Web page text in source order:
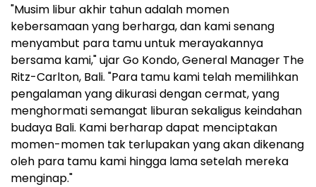
"Musim libur akhir tahun adalah momen
kebersamaan yang berharga, dan kami senang
menyambut para tamu untuk merayakannya
bersama kami," ujarGo Kondo, General Manager The
Ritz-Carlton, Bali. "Para tamu kami telah memilihkan
pengalaman yang dikurasi dengan cermat, yang
menghormati semangat liburan sekaligus keindahan
budaya Bali. Kami berharap dapat menciptakan
momen-momen tak terlupakan yang akan dikenang
oleh para tamu kami hingga lama setelah mereka
menginap."